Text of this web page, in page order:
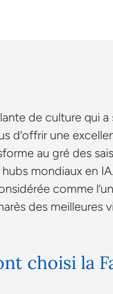
de culture qui a
d’offrir une
au gré des
mondiaux en
comme
des meilleures
choisi la